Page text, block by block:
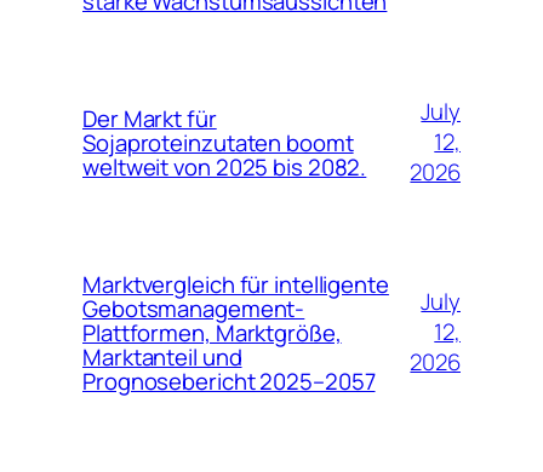
Der Markt für
Sojaproteinzutaten boomt
weltweit von 2025 bis 2082.
July
12,
2026
Marktvergleich für intelligente
Gebotsmanagement-
Plattformen, Marktgröße,
Marktanteil und
Prognosebericht 2025–2057
July
12,
2026